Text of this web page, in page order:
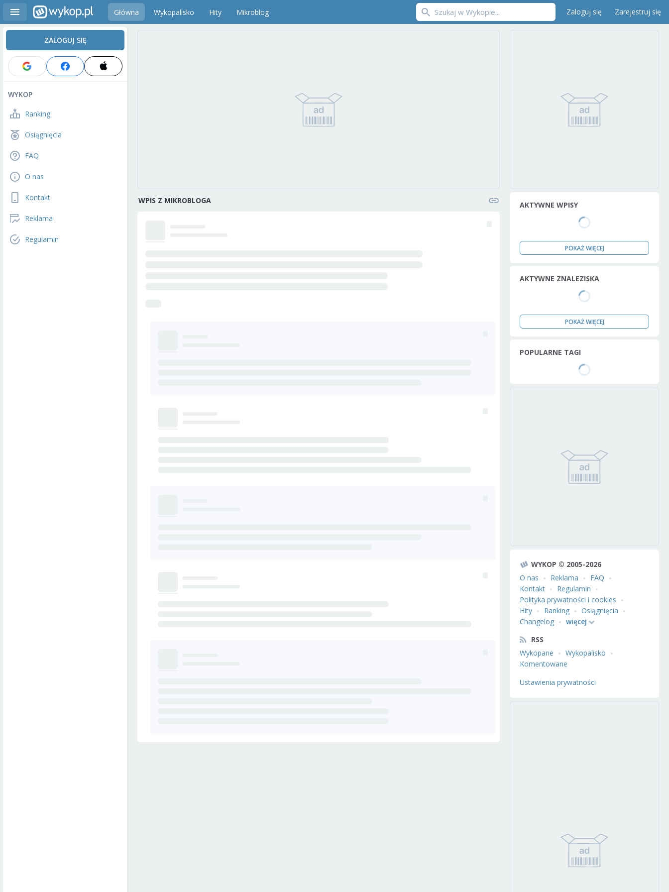
Główna Wykopalisko Hity Mikroblog Zaloguj się Zarejestruj się
ZALOGUJ SIĘ
WYKOP
Ranking
Osiągnięcia
FAQ
O nas
Kontakt
Reklama
Regulamin
WPIS Z MIKROBLOGA AKTYWNE WPISY
POKAŻ WIĘCEJ
AKTYWNE ZNALEZISKA
POKAŻ WIĘCEJ
POPULARNE TAGI
WYKOP © 2005-2026
O nas
Reklama
FAQ
Kontakt
Regulamin
Polityka prywatności i cookies
Hity
Ranking
Osiągnięcia
Changelog
więcej
RSS
Wykopane
Wykopalisko
Komentowane
Ustawienia prywatności